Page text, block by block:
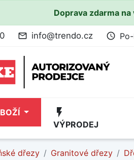
Doprava zdarma
mail_outline info@trendo.cz access_time
flash_on
VÝPRODEJ
dřezy Granitové dřezy